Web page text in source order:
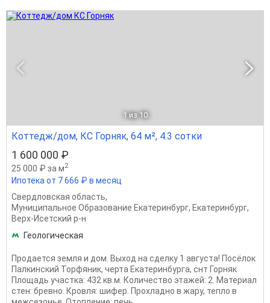
1 из 10
Коттедж/дом, КС Горняк, 64 м², 4.3 сотки
1 600 000 ₽
25 000 ₽ за м2
Ипотека от 7 666 ₽ в месяц
Свердловская область,
Муниципальное Образование Екатеринбург, Екатеринбург,
Верх-Исетский р-н
Геологическая
Продается земля и дом. Выход на сделку 1 августа! Посёлок
Палкинский Торфяник, черта Екатеринбурга, снт Горняк
Площадь участка: 432 кв.м. Количество этажей: 2. Материал
стен: бревно. Кровля: шифер. Прохладно в жару, тепло в